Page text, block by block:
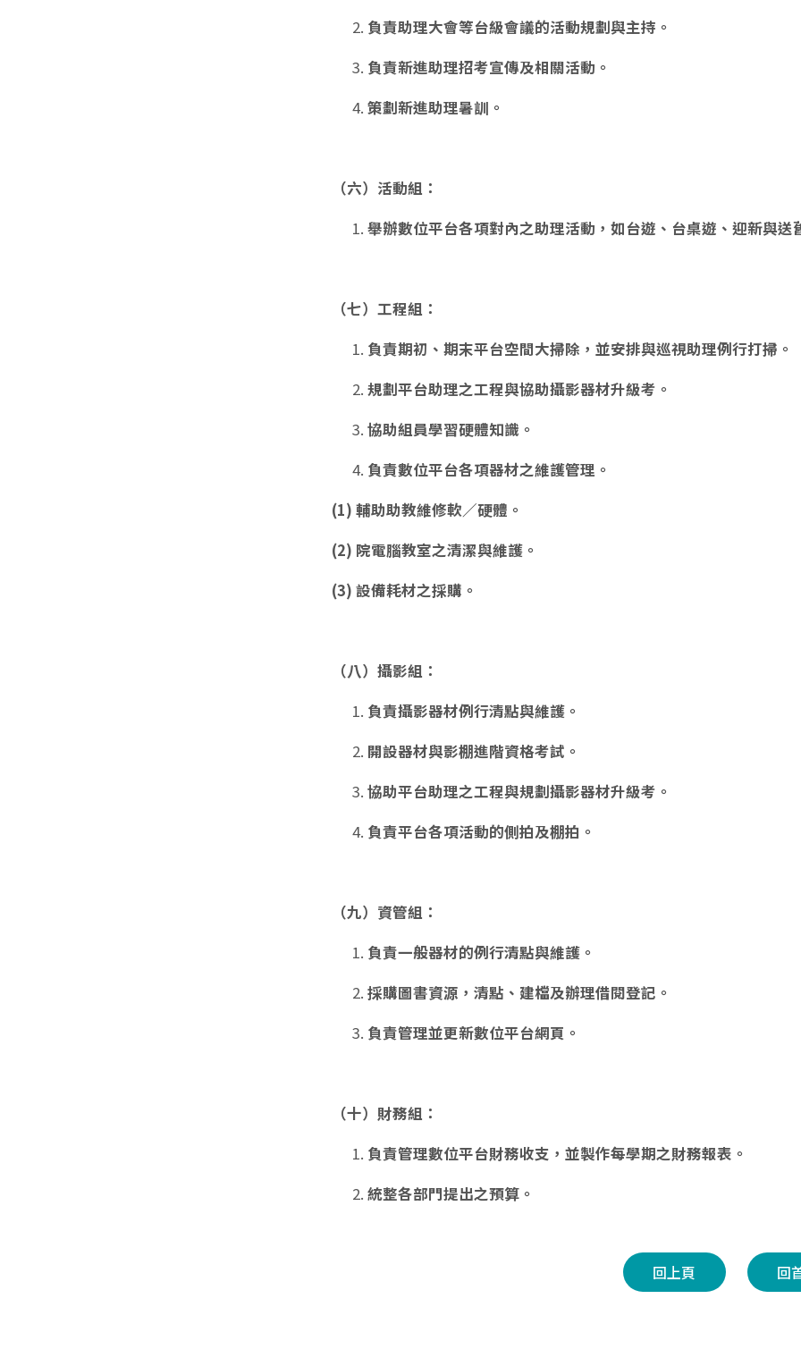
負責助理大會等台級會議的活動規劃與主持。
負責新進助理招考宣傳及相關活動。
策劃新進助理暑訓。
（六）活動組：
舉辦數位平台各項對內之助理活動，如台遊、台桌遊、迎新與送
（七）工程組：
負責期初、期末平台空間大掃除，並安排與巡視助理例行打掃。
規劃平台助理之工程與協助攝影器材升級考。
協助組員學習硬體知識。
負責數位平台各項器材之維護管理。
(1) 輔助助教維修軟／硬體。
(2) 院電腦教室之清潔與維護。
(3) 設備耗材之採購。
（八）攝影組：
負責攝影器材例行清點與維護。
開設器材與影棚進階資格考試。
協助平台助理之工程與規劃攝影器材升級考。
負責平台各項活動的側拍及棚拍。
（九）資管組：
負責一般器材的例行清點與維護。
採購圖書資源，清點、建檔及辦理借閱登記。
負責管理並更新數位平台網頁。
（十）財務組：
負責管理數位平台財務收支，並製作每學期之財務報表。
統整各部門提出之預算。
回上頁 回